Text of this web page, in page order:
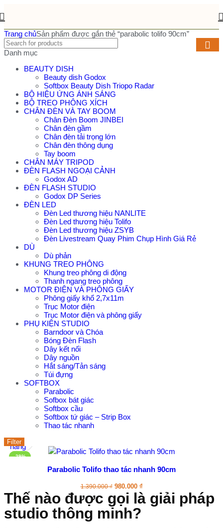
Trang chủSản phẩm được gắn thẻ “parabolic tolifo 90cm”
Danh mục
BEAUTY DISH
Beauty dish Godox
Softbox Beauty Dish Triopo Radar
BỘ HIỆU ỨNG ÁNH SÁNG
BỘ TREO PHÔNG XÍCH
CHÂN ĐÈN VÀ TAY BOOM
Chân Đèn Boom JINBEI
Chân đèn gầm
Chân đèn tải trọng lớn
Chân đèn thông dụng
Tay boom
CHÂN MÁY TRIPOD
ĐÈN FLASH NGOẠI CẢNH
Godox AD
ĐÈN FLASH STUDIO
Godox DP Series
ĐÈN LED
Đèn Led thương hiệu NANLITE
Đèn Led thương hiệu Tolifo
Đèn Led thương hiệu ZSYB
Đèn Livestream Quay Phim Chụp Hình Giá Rẻ
DÙ
Dù phản
KHUNG TREO PHÔNG
Khung treo phông di động
Thanh ngang treo phông
MOTOR ĐIỆN VÀ PHÔNG GIẤY
Phông giấy khổ 2,7x11m
Trục Motor điện
Trục Motor điện và phông giấy
PHỤ KIỆN STUDIO
Barndoor và Chóa
Bóng Đèn Flash
Dây kết nối
Dây nguồn
Hắt sáng/Tản sáng
Túi đựng
SOFTBOX
Parabolic
Sofbox bát giác
Softbox cầu
Softbox tứ giác – Strip Box
Thao tác nhanh
Filter
-29%
giỏ
hàng
Quick
view
Parabolic Tolifo thao tác nhanh 90cm
1.390.000₫ 980.000 ₫
Thế nào được gọi là giải pháp
studio thông minh?